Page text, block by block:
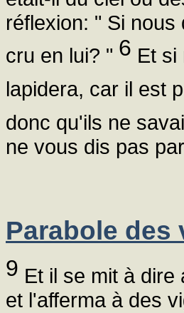
réflexion: " Si
cru en lui? " 6 Et si
lapidera, car il est
donc qu'ils ne
ne vous dis pas
Parabole
9 Et il se mit à
et l'afferma à des